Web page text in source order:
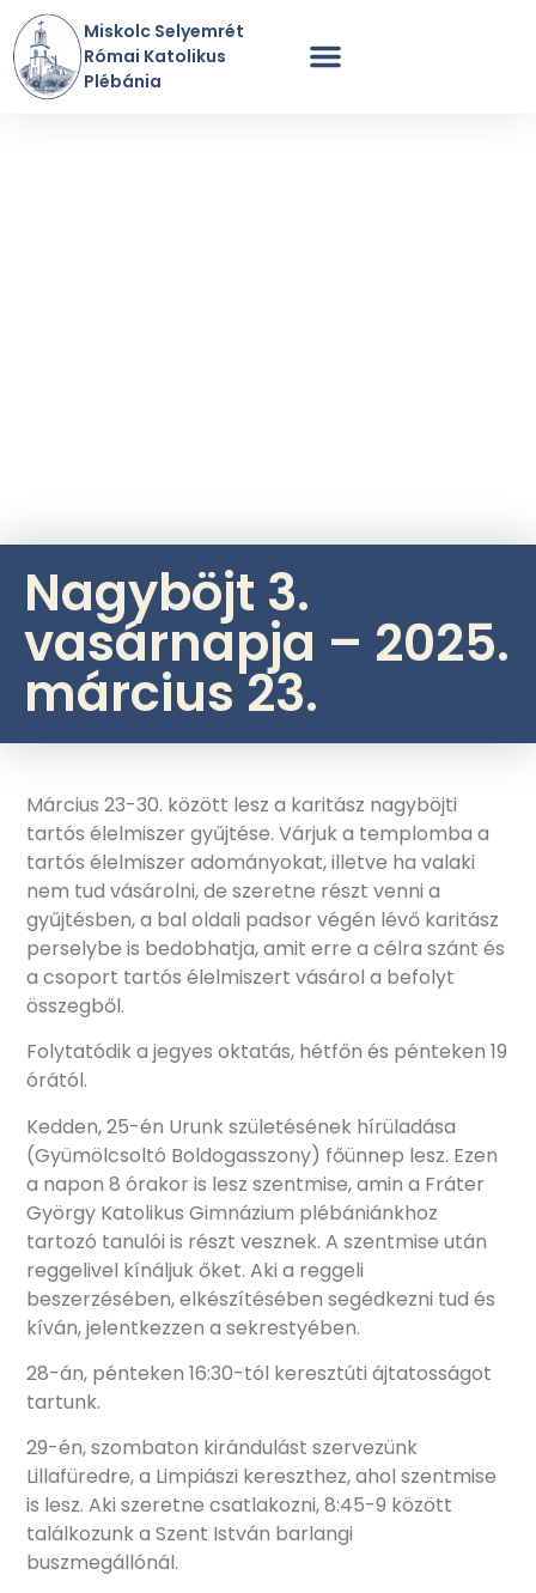
Miskolc Selyemrét
Római Katolikus
Plébánia
Nagyböjt 3.
vasárnapja – 2025.
március 23.
Március 23-30. között lesz a karitász nagyböjti
tartós élelmiszer gyűjtése. Várjuk a templomba a
tartós élelmiszer adományokat, illetve ha valaki
nem tud vásárolni, de szeretne részt venni a
gyűjtésben, a bal oldali padsor végén lévő karitász
perselybe is bedobhatja, amit erre a célra szánt és
a csoport tartós élelmiszert vásárol a befolyt
összegből.
Folytatódik a jegyes oktatás, hétfőn és pénteken 19
órától.
Kedden, 25-én Urunk születésének hírüladása
(Gyümölcsoltó Boldogasszony) főünnep lesz. Ezen
a napon 8 órakor is lesz szentmise, amin a Fráter
György Katolikus Gimnázium plébániánkhoz
tartozó tanulói is részt vesznek. A szentmise után
reggelivel kínáljuk őket. Aki a reggeli
beszerzésében, elkészítésében segédkezni tud és
kíván, jelentkezzen a sekrestyében.
28-án, pénteken 16:30-tól keresztúti ájtatosságot
tartunk.
29-én, szombaton kirándulást szervezünk
Lillafüredre, a Limpiászi kereszthez, ahol szentmise
is lesz. Aki szeretne csatlakozni, 8:45-9 között
találkozunk a Szent István barlangi
buszmegállónál.